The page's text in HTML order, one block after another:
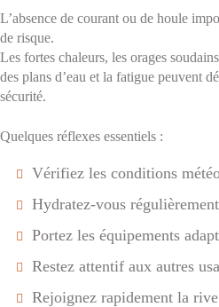
L’absence de courant ou de houle
de risque.
Les fortes chaleurs, les orages
des plans d’eau et la fatigue peuvent
sécurité.
Quelques réflexes essentiels :
Vérifiez les conditions
Hydratez-vous
Portez les équipements
Restez attentif aux autres
Rejoignez rapidement la rive